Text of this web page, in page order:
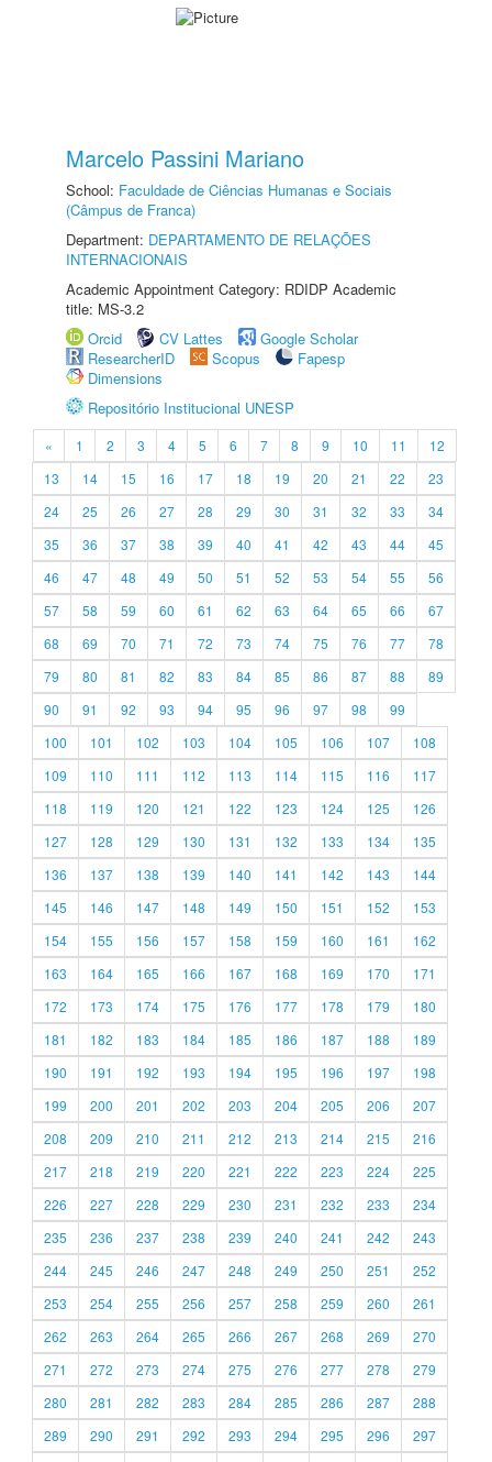
Marcelo Passini Mariano
School: Faculdade de Ciências Humanas e Sociais
(Câmpus de Franca)
Department: DEPARTAMENTO DE RELAÇÕES
INTERNACIONAIS
Academic Appointment Category: RDIDP Academic
title: MS-3.2
Orcid
CV Lattes
Google Scholar
ResearcherID
Scopus
Fapesp
Dimensions
Repositório Institucional UNESP
« 1 2 3 4 5 6 7 8 9 10 11
12
13
14 15 16 17 18 19 20 21 22
23
24
25 26 27 28 29 30 31 32 33
34
35
36 37 38 39 40 41 42 43 44
45
46
47 48 49 50 51 52 53 54 55
56
57
58 59 60 61 62 63 64 65 66
67
68
69 70 71 72 73 74 75 76 77
78
79
80 81 82 83 84 85 86 87 88
89
90
91 92 93 94 95 96 97 98
99
100
101 102 103 104 105 106 107
108
109
110 111 112 113 114 115 116
117
118
119 120 121 122 123 124 125
126
127
128 129 130 131 132 133 134
135
136
137 138 139 140 141 142 143
144
145
146 147 148 149 150 151 152
153
154
155 156 157 158 159 160 161
162
163
164 165 166 167 168 169 170
171
172
173 174 175 176 177 178 179
180
181
182 183 184 185 186 187 188
189
190
191 192 193 194 195 196 197
198
199
200 201 202 203 204 205 206
207
208
209 210 211 212 213 214 215
216
217
218 219 220 221 222 223 224
225
226
227 228 229 230 231 232 233
234
235
236 237 238 239 240 241 242
243
244
245 246 247 248 249 250 251
252
253
254 255 256 257 258 259 260
261
262
263 264 265 266 267 268 269
270
271
272 273 274 275 276 277 278
279
280
281 282 283 284 285 286 287
288
289
290 291 292 293 294 295 296
297